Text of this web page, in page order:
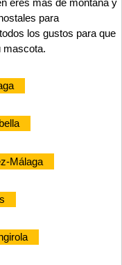
para
los gustos para que
mascota.
Málaga